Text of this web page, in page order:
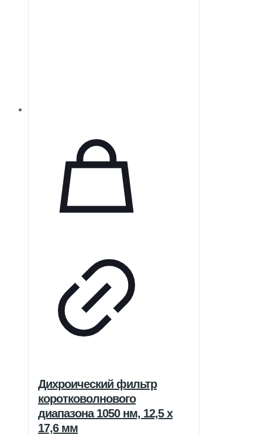
Дихроический фильтр
коротковолнового
диапазона 1050 нм, 12,5 x
17,6 мм